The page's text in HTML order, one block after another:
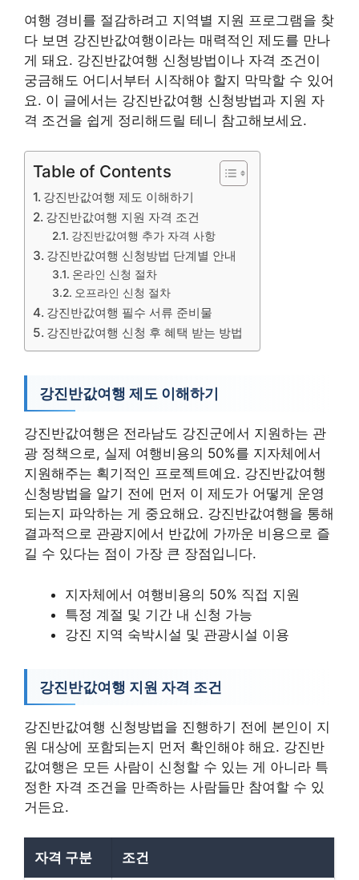
여행 경비를 절감하려고 지역별 지원 프로그램을 찾
다 보면 강진반값여행이라는 매력적인 제도를 만나
게 돼요. 강진반값여행 신청방법이나 자격 조건이
궁금해도 어디서부터 시작해야 할지 막막할 수 있어
요. 이 글에서는 강진반값여행 신청방법과 지원 자
격 조건을 쉽게 정리해드릴 테니 참고해보세요.
Table of Contents
강진반값여행 제도 이해하기
강진반값여행 지원 자격 조건
강진반값여행 추가 자격 사항
강진반값여행 신청방법 단계별 안내
온라인 신청 절차
오프라인 신청 절차
강진반값여행 필수 서류 준비물
강진반값여행 신청 후 혜택 받는 방법
강진반값여행 제도 이해하기
강진반값여행은 전라남도 강진군에서 지원하는 관
광 정책으로, 실제 여행비용의 50%를 지자체에서
지원해주는 획기적인 프로젝트예요. 강진반값여행
신청방법을 알기 전에 먼저 이 제도가 어떻게 운영
되는지 파악하는 게 중요해요. 강진반값여행을 통해
결과적으로 관광지에서 반값에 가까운 비용으로 즐
길 수 있다는 점이 가장 큰 장점입니다.
지자체에서 여행비용의 50% 직접 지원
특정 계절 및 기간 내 신청 가능
강진 지역 숙박시설 및 관광시설 이용
강진반값여행 지원 자격 조건
강진반값여행 신청방법을 진행하기 전에 본인이 지
원 대상에 포함되는지 먼저 확인해야 해요. 강진반
값여행은 모든 사람이 신청할 수 있는 게 아니라 특
정한 자격 조건을 만족하는 사람들만 참여할 수 있
거든요.
자격 구분 조건